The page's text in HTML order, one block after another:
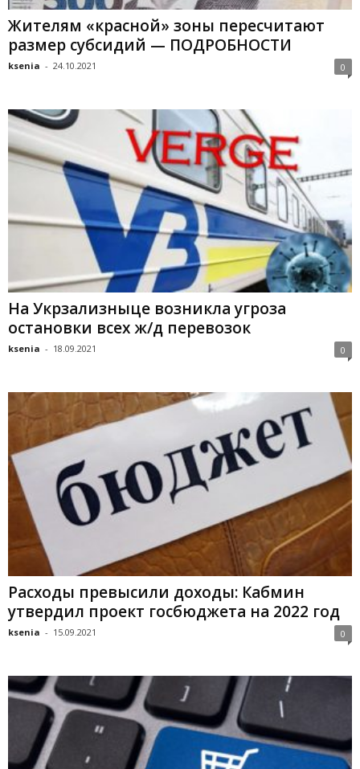
Жителям «красной» зоны пересчитают
размер субсидий — ПОДРОБНОСТИ
ksenia - 24.10.2021 0
На Укрзализныце возникла угроза
остановки всех ж/д перевозок
ksenia - 18.09.2021 0
Расходы превысили доходы: Кабмин
утвердил проект госбюджета на 2022 год
ksenia - 15.09.2021 0